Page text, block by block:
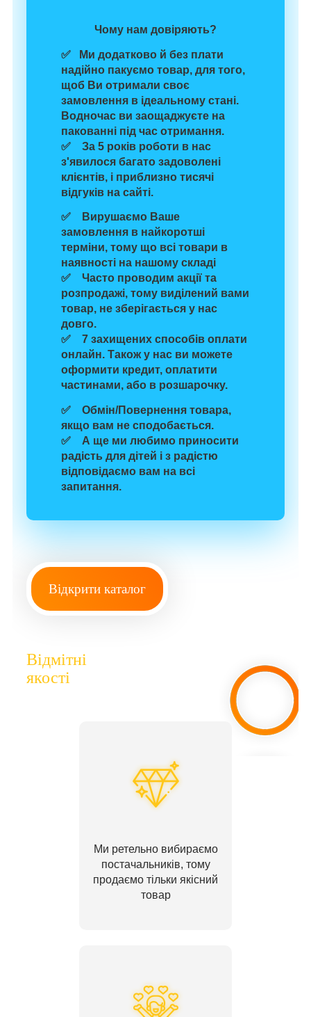
Чому нам довіряють?
✅ Ми додатково й без плати
надійно пакуємо товар, для того,
щоб Ви отримали своє
замовлення в ідеальному стані.
Водночас ви заощаджуєте на
пакованні під час отримання.
✅ За 5 років роботи в нас
з'явилося багато задоволені
клієнтів, і приблизно тисячі
відгуків на сайті.
✅ Вирушаємо Ваше
замовлення в найкоротші
терміни, тому що всі товари в
наявності на нашому складі
✅ Часто проводим акції та
розпродажі, тому виділений вами
товар, не зберігається у нас
довго.
✅ 7 захищених способів оплати
онлайн. Також у нас ви можете
оформити кредит, оплатити
частинами, або в розшарочку.
✅ Обмін/Повернення товара,
якщо вам не сподобається.
✅ А ще ми любимо приносити
радість для дітей і з радістю
відповідаємо вам на всі
запитання.
Відкрити каталог
Відмітні
якості
Ми ретельно вибираємо
постачальників, тому
продаємо тільки якісний
товар